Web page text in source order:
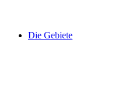
Die Gebiete